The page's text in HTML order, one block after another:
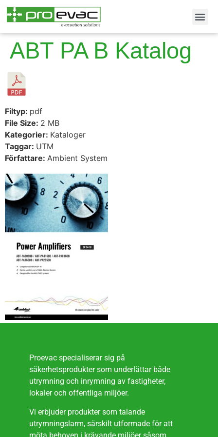
ABT PA B Katalog
Filtyp: pdf
File Size: 2 MB
Kategorier: Kataloger
Taggar: UTM
Författare: Ambient System
Proevac specialiserar sig på
säkerhetsprodukter som underlättar både
utrymning och inrymning av fastigheter,
lokaler och offentliga miljöer.
Vi erbjuder produkter som talande
utrymningslarm, särskilt utformade för att
möta behoven i krävande miljöer såsom